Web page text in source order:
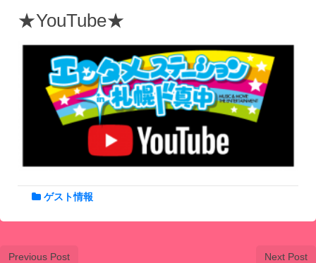
★YouTube★
ゲスト情報
Previous Post Next Post